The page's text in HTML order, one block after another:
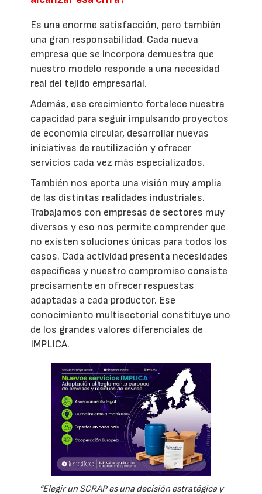
Es una enorme satisfacción, pero también
una gran responsabilidad. Cada nueva
empresa que se incorpora demuestra que
nuestro modelo responde a una necesidad
real del tejido empresarial.
Además, ese crecimiento fortalece nuestra
capacidad para seguir impulsando proyectos
de economía circular, desarrollar nuevas
iniciativas de reutilización y ofrecer
servicios cada vez más especializados.
También nos aporta una visión muy amplia
de las distintas realidades industriales.
Trabajamos con empresas de sectores muy
diversos y eso nos permite comprender que
no existen soluciones únicas para todos los
casos. Cada actividad presenta necesidades
específicas y nuestro compromiso consiste
precisamente en ofrecer respuestas
adaptadas a cada productor. Ese
conocimiento multisectorial constituye uno
de los grandes valores diferenciales de
IMPLICA.
“Elegir un SCRAP es una decisión estratégica y